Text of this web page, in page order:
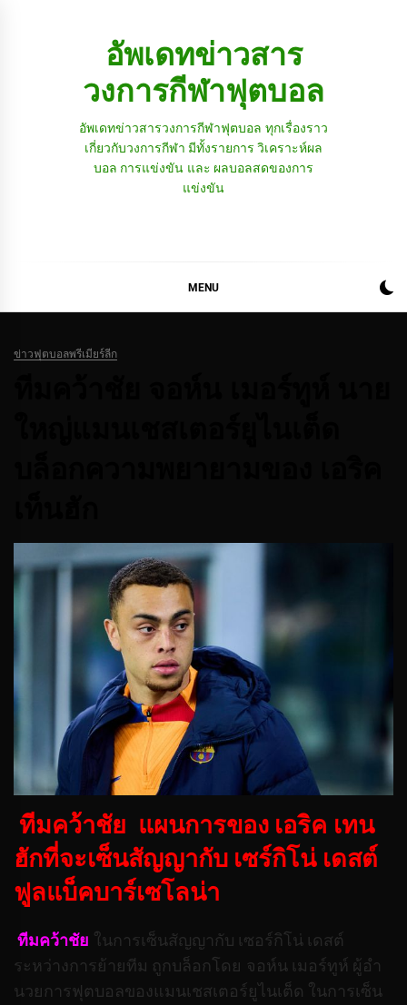
อัพเดทข่าวสาร
วงการกีฬาฟุตบอล
อัพเดทข่าวสารวงการกีฬาฟุตบอล ทุกเรื่องราว
เกี่ยวกับวงการกีฬา มีทั้งรายการ วิเคราะห์ผล
บอล การแข่งขัน และ ผลบอลสดของการ
แข่งขัน
MENU
ข่าวฟุตบอลพรีเมียร์ลีก
ทีมคว้าชัย แผนการของ เอริค เทน
ฮักที่จะเซ็นสัญญากับ เซร์กิโน่ เดสต์
ฟูลแบ็คบาร์เซโลน่า
ทีมคว้าชัย ในการเซ็นสัญญากับ เซอร์กิโน่ เดสต์
ระหว่างการย้ายทีม ถูกบล็อกโดย จอห์น เมอร์ทูห์ ผู้อํา
นวยการฟุตบอลของแมนเชสเตอร์ยูไนเต็ด ในการเซ็น